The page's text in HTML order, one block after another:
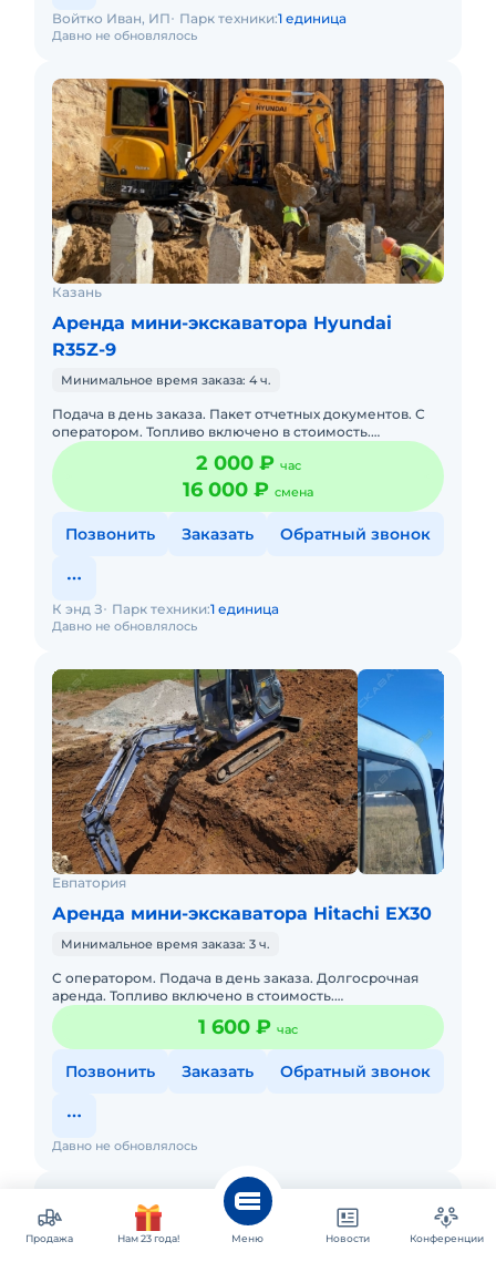
Давно не обновлялось
Войтко Иван, ИП Парк техники:1 единица
Казань
Аренда мини-экскаватора Hyundai
R35Z-9
Минимальное время заказа: 4 ч.
Подача в день заказа. Пакет отчетных документов. С
оператором. Топливо включено в стоимость.
Долгосрочная аренда. Краткосрочная аренда. Техника
с малой наработк
2 000 ₽ час
16 000 ₽ смена
Позвонить Заказать Обратный звонок
Давно не обновлялось
К энд З Парк техники:1 единица
Евпатория
Аренда мини-экскаватора Hitachi EX30
Минимальное время заказа: 3 ч.
С оператором. Подача в день заказа. Долгосрочная
аренда. Топливо включено в стоимость.
Краткосрочная аренда. Сейчас свободна.
1 600 ₽ час
Позвонить Заказать Обратный звонок
Давно не обновлялось
Продажа Нам 23 года! Меню Новости Конференции